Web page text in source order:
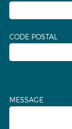
CODE POSTAL
MESSAGE